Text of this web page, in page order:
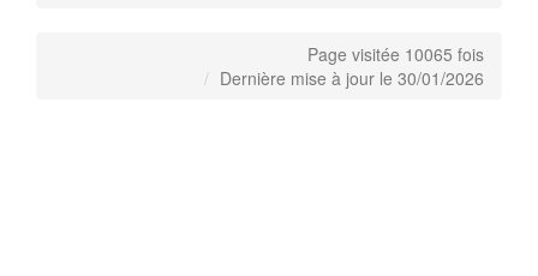
Page visitée 10065 fois
Dernière mise à jour le 30/01/2026